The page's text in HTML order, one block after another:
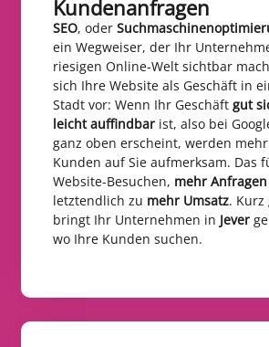
Kundenanfragen​
SEO, oder
ein Wegweiser, der Ihr
riesigen Online-Welt sichtbar
sich Ihre Website als Geschäft in
Stadt vor: Wenn Ihr Geschäft gut
leicht auffindbar ist, also bei
ganz oben erscheint, werden
Kunden auf Sie aufmerksam. Das
Website-Besuchen, mehr Anfragen
letztendlich zu mehr Umsatz. Kurz
bringt Ihr Unternehmen in Jever
wo Ihre Kunden suchen.